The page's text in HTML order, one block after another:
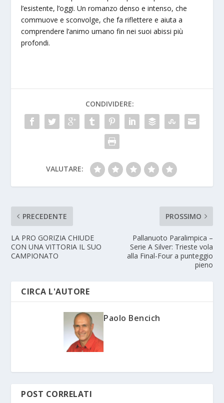
l’esistente, l’oggi. Un romanzo denso e intenso, che
commuove e sconvolge, che fa riflettere e aiuta a
comprendere l’animo umano fin nei suoi abissi più
profondi.
CONDIVIDERE:
VALUTARE:
PRECEDENTE
LA PRO GORIZIA CHIUDE
CON UNA VITTORIA IL SUO
CAMPIONATO
PROSSIMO
Pallanuoto Paralimpica –
Serie A Silver: Trieste vola
alla Final-Four a punteggio
pieno
CIRCA L'AUTORE
Paolo Bencich
POST CORRELATI